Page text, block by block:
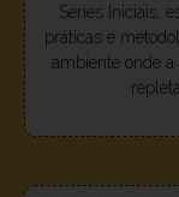
Séries Iniciais,
práticas e
ambiente onde